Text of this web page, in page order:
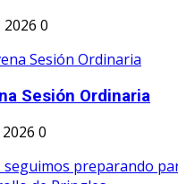
2026 0
Sesión Ordinaria
0